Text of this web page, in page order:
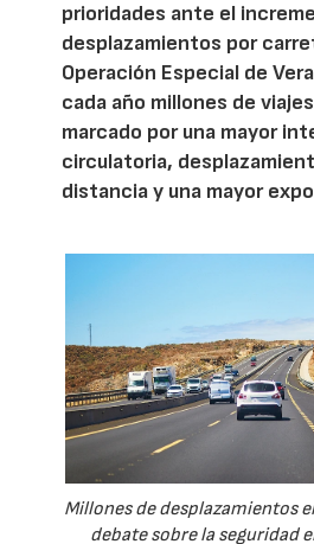
prioridades ante el
desplazamientos por
Operación Especial de
cada año millones de
marcado por una mayor
circulatoria,
distancia y una mayor
Millones de desplazamientos
debate sobre la seguridad